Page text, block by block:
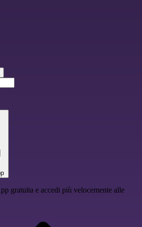
gratuita e accedi più velocemente alle